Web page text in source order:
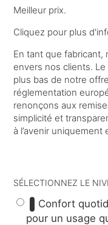
Meilleur prix.
Cliquez pour plus
En tant que
envers nos clients.
plus bas de notre
réglementation
renonçons aux
simplicité et
à l’avenir
SÉLECTIONNEZ LE
Confort
pour un usage